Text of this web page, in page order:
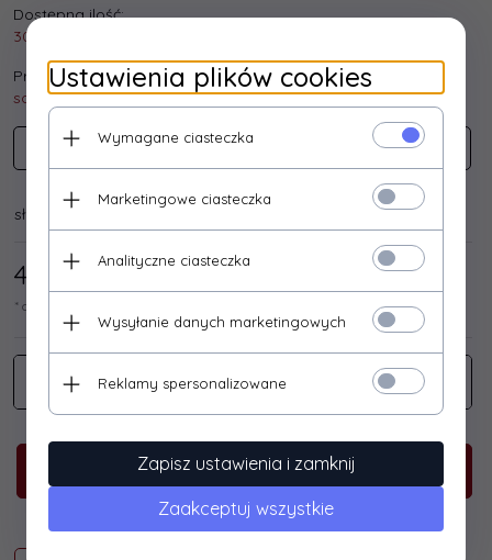
Dostępna ilość:
30 szt.
Producent:
sony
słuchawki, słuchawka, buds, ear buds,
43, 90 / 54,00 PLN*
* cena netto / brutto
Ustawienia plików cookies
Wymagane ciasteczka
Marketingowe ciasteczka
Analityczne ciasteczka
Wysyłanie danych marketingowych
Reklamy spersonalizowane
Zapisz ustawienia i zamknij
Zaakceptuj wszystkie